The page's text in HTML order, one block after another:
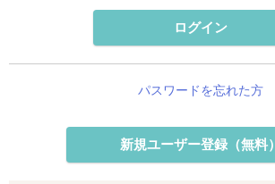
ログイン
パスワードを忘れた方
新規ユーザー登録（無料）